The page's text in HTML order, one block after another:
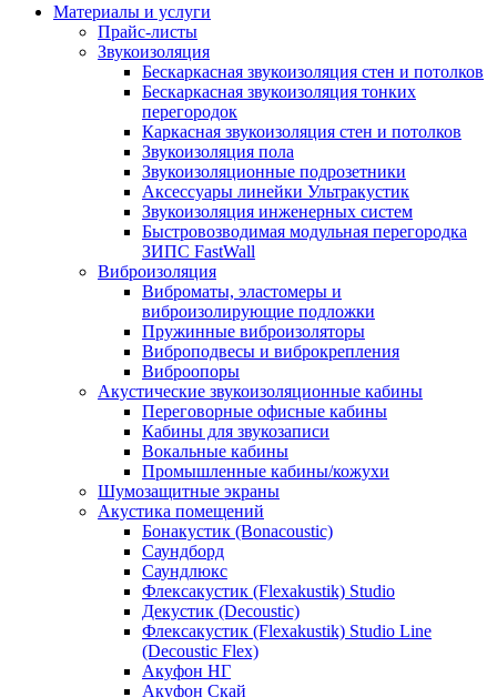
Материалы и услуги
Прайс-листы
Звукоизоляция
Бескаркасная звукоизоляция стен и потолков
Бескаркасная звукоизоляция тонких
перегородок
Каркасная звукоизоляция стен и потолков
Звукоизоляция пола
Звукоизоляционные подрозетники
Аксессуары линейки Ультракустик
Звукоизоляция инженерных систем
Быстровозводимая модульная перегородка
ЗИПС FastWall
Виброизоляция
Виброматы, эластомеры и
виброизолирующие подложки
Пружинные виброизоляторы
Виброподвесы и виброкрепления
Виброопоры
Акустические звукоизоляционные кабины
Переговорные офисные кабины
Кабины для звукозаписи
Вокальные кабины
Промышленные кабины/кожухи
Шумозащитные экраны
Акустика помещений
Бонакустик (Bonacoustic)
Саундборд
Саундлюкс
Флексакустик (Flexakustik) Studio
Декустик (Decoustic)
Флексакустик (Flexakustik) Studio Line
(Decoustic Flex)
Акуфон НГ
Акуфон Скай